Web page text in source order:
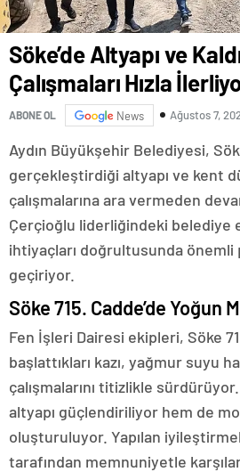
Söke’de Altyapı ve
Çalışmaları Hızla
ABONE OL News Ağustos 7,
Aydın Büyükşehir Belediyesi,
gerçekleştirdiği altyapı ve kent
çalışmalarına ara vermeden
Çerçioğlu liderliğindeki belediye
ihtiyaçları doğrultusunda
geçiriyor.
Söke 715. Cadde’de Yoğun
Fen İşleri Dairesi ekipleri, Söke
başlattıkları kazı, yağmur suyu
çalışmalarını titizlikle
altyapı güçlendiriliyor hem de
oluşturuluyor. Yapılan
tarafından memnuniyetle